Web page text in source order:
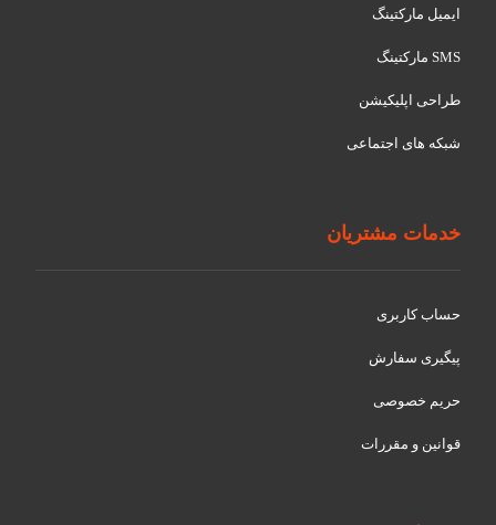
ایمیل مارکتینگ
SMS مارکتینگ
طراحی اپلیکیشن
شبکه های اجتماعی
خدمات مشتریان
حساب کاربری
پیگیری سفارش
حریم خصوصی
قوانین و مقررات